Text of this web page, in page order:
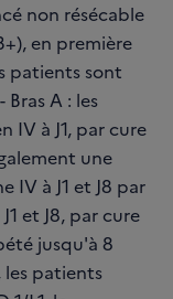
non résécable
en première
patients sont
A : les
IV à J1, par cure
une
IV à J1 et J8 par
et J8, par cure
jusqu'à 8
les patients